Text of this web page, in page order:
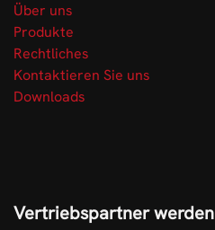
Über uns
Produkte
Rechtliches
Kontaktieren Sie uns
Downloads
Vertriebspartner werden